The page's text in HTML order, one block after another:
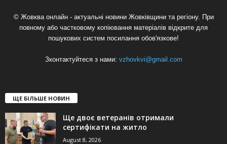
© Жовква онлайн - актуальні новини Жовківщини та регіону. При
повному або частковому копіювання матеріалів відкрите для
пошукових систем посилання обов'язкове!
Зконтактуйтеся з нами: vzhovkvi@gmail.com
ЩЕ БІЛЬШЕ НОВИН
Ще двоє ветеранів отримали
сертифікати на житло
August 8, 2026